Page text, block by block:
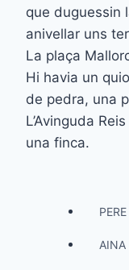
que duguessin
anivellar uns
La plaça
Hi havia un
de pedra, una
L’Avinguda
una finca.
AINA